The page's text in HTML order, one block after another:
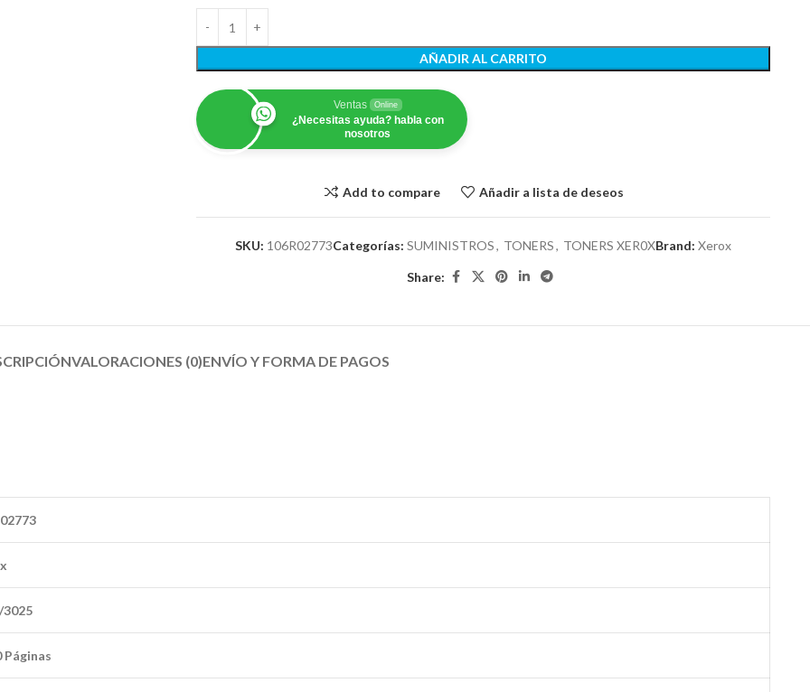
AÑADIR AL CARRITO
Ventas Online
¿Necesitas ayuda? habla con
nosotros
Add to compare Añadir a lista de deseos
SKU: 106R02773Categorías: SUMINISTROS, TONERS, TONERS XER0XBrand: Xerox
Share:
VALORACIONES (0)ENVÍO Y FORMA DE PAGOS​
3025
Páginas